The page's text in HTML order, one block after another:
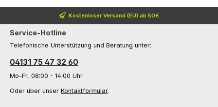
Kostenloser Versand (EU) ab 50€
Service-Hotline
Telefonische Unterstützung und Beratung unter:
04131 75 47 32 60
Mo-Fr, 08:00 - 14:00 Uhr
Oder über unser Kontaktformular.